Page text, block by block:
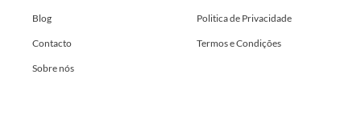
Blog
Contacto
Sobre nós
Politica de Privacidade
Termos e Condições